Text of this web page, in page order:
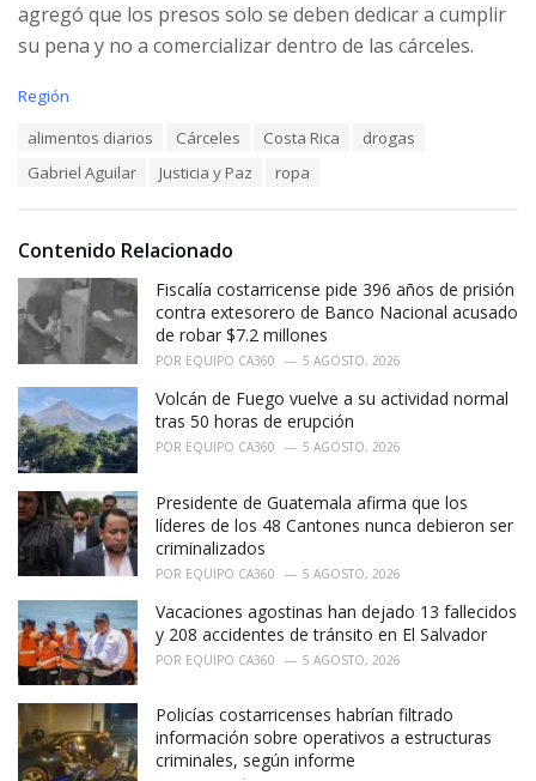
agregó que los presos solo se deben dedicar a cumplir
su pena y no a comercializar dentro de las cárceles.
C
i
:
Región
alimentos diarios Cárceles Costa Rica
drogas
Gabriel Aguilar
Justicia y Paz ropa
Contenido Relacionado
Fiscalía costarricense pide 396 años de prisión
contra extesorero de Banco Nacional acusado
de robar $7.2 millones
POR EQUIPO CA360 5 AGOSTO, 2026
Volcán de Fuego vuelve a su actividad normal
tras 50 horas de erupción
POR EQUIPO CA360 5 AGOSTO, 2026
Presidente de Guatemala afirma que los
líderes de los 48 Cantones nunca debieron ser
criminalizados
POR EQUIPO CA360 5 AGOSTO, 2026
Vacaciones agostinas han dejado 13 fallecidos
y 208 accidentes de tránsito en El Salvador
POR EQUIPO CA360 5 AGOSTO, 2026
Policías costarricenses habrían filtrado
información sobre operativos a estructuras
criminales, según informe